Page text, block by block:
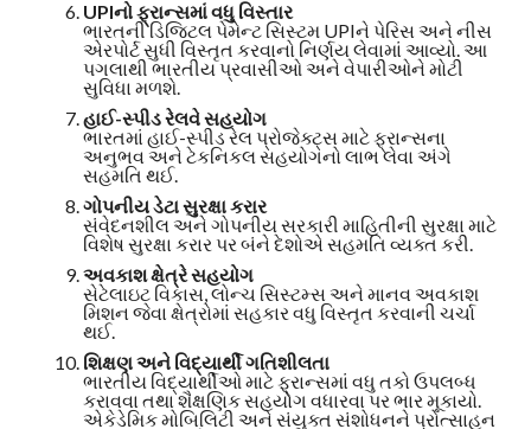
UPIનો ફ્રાન્સમાં વધુ વિસ્તાર
ભારતની ડિજિટલ પેમેન્ટ સિસ્ટમ UPIને પેરિસ અને નીસ
એરપોર્ટ સુધી વિસ્તૃત કરવાનો નિર્ણય લેવામાં આવ્યો. આ
પગલાથી ભારતીય પ્રવાસીઓ અને વેપારીઓને મોટી
સુવિધા મળશે.
હાઈ-સ્પીડ રેલવે સહયોગ
ભારતમાં હાઈ-સ્પીડ રેલ પ્રોજેક્ટ્સ માટે ફ્રાન્સના
અનુભવ અને ટેકનિકલ સહયોગનો લાભ લેવા અંગે
સહમતિ થઈ.
ગોપનીય ડેટા સુરક્ષા કરાર
સંવેદનશીલ અને ગોપનીય સરકારી માહિતીની સુરક્ષા માટે
વિશેષ સુરક્ષા કરાર પર બંને દેશોએ સહમતિ વ્યક્ત કરી.
અવકાશ ક્ષેત્રે સહયોગ
સેટેલાઇટ વિકાસ, લોન્ચ સિસ્ટમ્સ અને માનવ અવકાશ
મિશન જેવા ક્ષેત્રોમાં સહકાર વધુ વિસ્તૃત કરવાની ચર્ચા
થઈ.
શિક્ષણ અને વિદ્યાર્થી ગતિશીલતા
ભારતીય વિદ્યાર્થીઓ માટે ફ્રાન્સમાં વધુ તકો ઉપલબ્ધ
કરાવવા તથા શૈક્ષણિક સહયોગ વધારવા પર ભાર મૂકાયો.
એકેડેમિક મોબિલિટી અને સંયુક્ત સંશોધનને પ્રોત્સાહન